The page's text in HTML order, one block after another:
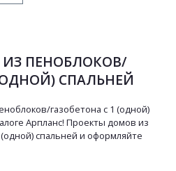
ПЕНОБЛОКОВ/
СПАЛЬНЕЙ
газобетона с 1 (одной)
Арпланс! Проекты домов из
спальней и оформляйте